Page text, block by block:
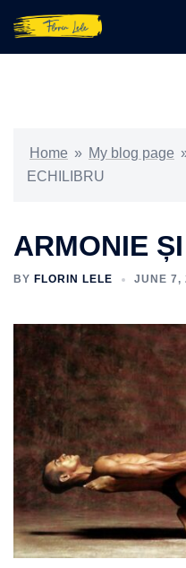
content
Home » My blog page
ECHILIBRU
ARMONIE
BY FLORIN LELE JUNE 7,